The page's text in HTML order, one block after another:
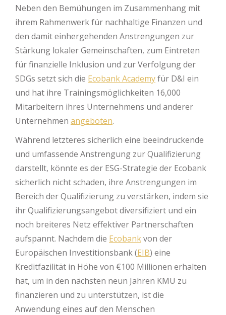
Neben den Bemühungen im Zusammenhang mit
ihrem Rahmenwerk für nachhaltige Finanzen und
den damit einhergehenden Anstrengungen zur
Stärkung lokaler Gemeinschaften, zum Eintreten
für finanzielle Inklusion und zur Verfolgung der
SDGs setzt sich die Ecobank Academyfür D&I ein
und hat ihre Trainingsmöglichkeiten 16,000
Mitarbeitern ihres Unternehmens und anderer
Unternehmen angeboten.
Während letzteres sicherlich eine beeindruckende
und umfassende Anstrengung zur Qualifizierung
darstellt, könnte es der ESG-Strategie der Ecobank
sicherlich nicht schaden, ihre Anstrengungen im
Bereich der Qualifizierung zu verstärken, indem sie
ihr Qualifizierungsangebot diversifiziert und ein
noch breiteres Netz effektiver Partnerschaften
aufspannt. Nachdem die Ecobankvon der
Europäischen Investitionsbank (EIB) eine
Kreditfazilität in Höhe von €100 Millionen erhalten
hat, um in den nächsten neun Jahren KMU zu
finanzieren und zu unterstützen, ist die
Anwendung eines auf den Menschen